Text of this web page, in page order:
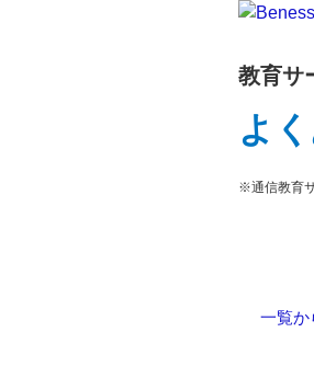
教育サ
よ
※通信教育
一覧か